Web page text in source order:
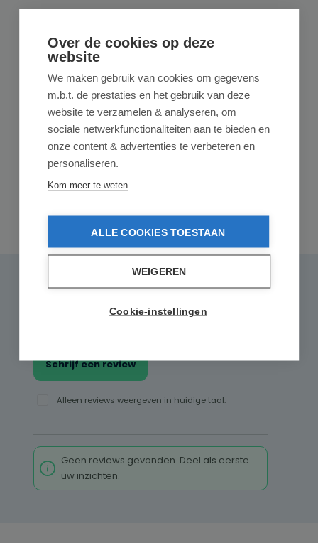
Hoogte: 26,4 cm.
Ø onder: 15,4 cm.
Productnummer:DNLHP3005
0 van 0 reviews
Schrijf een review
Alleen reviews weergeven in huidige taal.
Geen reviews gevonden. Deel als eerste
uw inzichten.
Over de cookies op deze
website
We maken gebruik van cookies om gegevens
m.b.t. de prestaties en het gebruik van deze
website te verzamelen & analyseren, om
sociale netwerkfunctionaliteiten aan te bieden en
onze content & advertenties te verbeteren en
personaliseren.
Kom meer te weten
ALLE COOKIES TOESTAAN
WEIGEREN
Cookie-instellingen